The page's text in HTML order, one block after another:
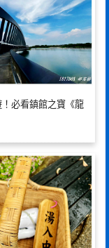
必看鎮館之寶《龍